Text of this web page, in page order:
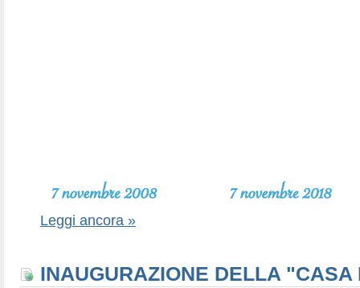
Leggi ancora »
INAUGURAZIONE DELLA